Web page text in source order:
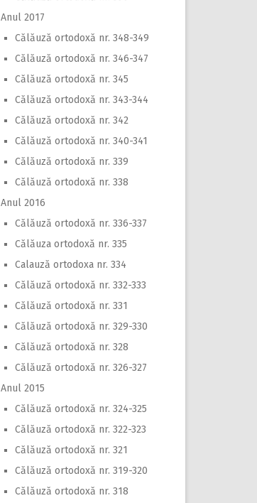
Anul 2017
Călăuză ortodoxă nr. 348-349
Călăuză ortodoxă nr. 346-347
Călăuză ortodoxă nr. 345
Călăuză ortodoxă nr. 343-344
Călăuză ortodoxă nr. 342
Călăuză ortodoxă nr. 340-341
Călăuză ortodoxă nr. 339
Călăuză ortodoxă nr. 338
Anul 2016
Călăuză ortodoxă nr. 336-337
Călăuza ortodoxă nr. 335
Calauză ortodoxa nr. 334
Călăuză ortodoxă nr. 332-333
Călăuză ortodoxă nr. 331
Călăuză ortodoxă nr. 329-330
Călăuză ortodoxă nr. 328
Călăuză ortodoxă nr. 326-327
Anul 2015
Călăuză ortodoxă nr. 324-325
Călăuză ortodoxă nr. 322-323
Călăuză ortodoxă nr. 321
Călăuză ortodoxă nr. 319-320
Călăuză ortodoxă nr. 318